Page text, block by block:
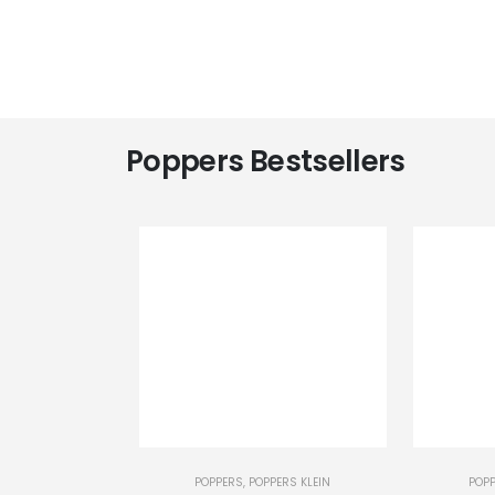
Poppers Bestsellers
POPPERS, POPPERS KLEIN